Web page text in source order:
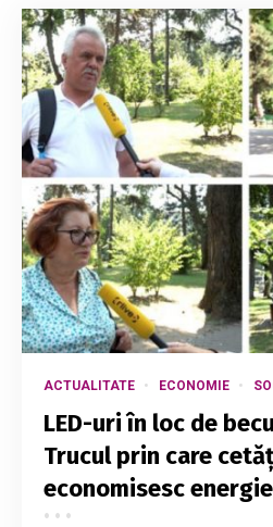
ACTUALITATE ECONOMIE
LED-uri în loc de
Trucul prin care
economisesc energie